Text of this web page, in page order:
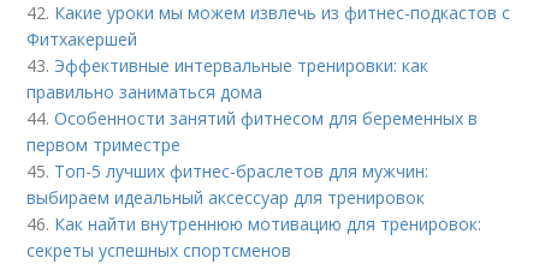
42. Какие уроки мы можем извлечь из фитнес-подкастов с
Фитхакершей
43. Эффективные интервальные тренировки: как
правильно заниматься дома
44.Особенности занятий фитнесом для беременных в
первом триместре
45. Топ-5 лучших фитнес-браслетов для мужчин:
выбираем идеальный аксессуар для тренировок
46. Как найти внутреннюю мотивацию для тренировок:
секреты успешных спортсменов